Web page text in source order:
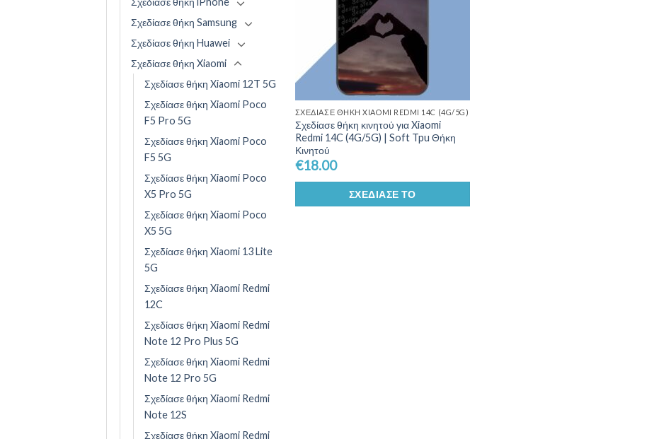
Σχεδίασε θήκη Samsung
Σχεδίασε θήκη Huawei
Σχεδίασε θήκη Xiaomi
Σχεδίασε θήκη Xiaomi 12T 5G
Σχεδίασε θήκη Xiaomi Poco
F5 Pro 5G
Σχεδίασε θήκη Xiaomi Poco
F5 5G
Σχεδίασε θήκη Xiaomi Poco
X5 Pro 5G
Σχεδίασε θήκη Xiaomi Poco
X5 5G
Σχεδίασε θήκη Xiaomi 13 Lite
5G
Σχεδίασε θήκη Xiaomi Redmi
12C
Σχεδίασε θήκη Xiaomi Redmi
Note 12 Pro Plus 5G
Σχεδίασε θήκη Xiaomi Redmi
Note 12 Pro 5G
Σχεδίασε θήκη Xiaomi Redmi
Note 12S
Σχεδίασε θήκη Xiaomi Redmi
ΣΧΕΔΊΑΣΕ ΘΉΚΗ XIAOMI REDMI 14C (4G/5G)
Σχεδίασε θήκη κινητού για Xiaomi
Redmi 14C (4G/5G) | Soft Tpu Θήκη
Κινητού
€18.00
ΣΧΕΔΊΑΣΕ ΤΟ